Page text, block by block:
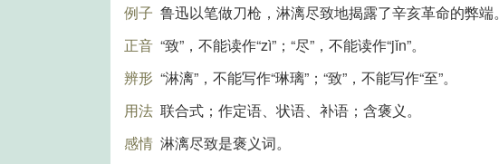
例子 鲁迅以笔做刀枪，淋漓尽致地揭露了辛亥革命的弊端。
正音 “致”，不能读作“zì”；“尽”，不能读作“jǐn”。
辨形 “淋漓”，不能写作“琳璃”；“致”，不能写作“至”。
用法 联合式；作定语、状语、补语；含褒义。
感情 淋漓尽致是褒义词。